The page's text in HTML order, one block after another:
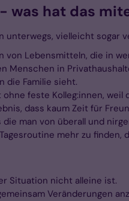
was hat das
vielleicht sogar
von Lebensmitteln, die in
Menschen in
die Familie sieht.
feste Kolleg:innen, weil
dass kaum Zeit für
die man von überall und
mehr zu finden,
Situation nicht alleine ist.
Veränderungen